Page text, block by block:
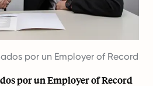
por un Employer of Record
por un Employer of Record